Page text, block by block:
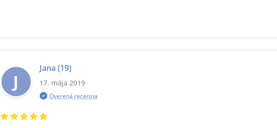
J
Jana (19)
17. mája 2019
Overená recenzia